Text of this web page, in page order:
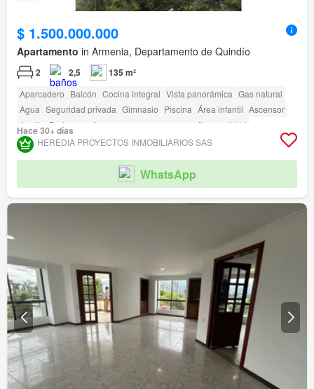
$ 1.500.000.000
Apartamento in Armenia, Departamento de Quindío
2 2,5 135 m²
Aparcadero Balcón Cocina integral Vista panorámica Gas natural
Agua Seguridad privada Gimnasio Piscina Área infantil Ascensor
Jardín
Barbecue Acceso para personas con discapacidad
Hace 30+ días
HEREDIA PROYECTOS INMOBILIARIOS SAS
WhatsApp